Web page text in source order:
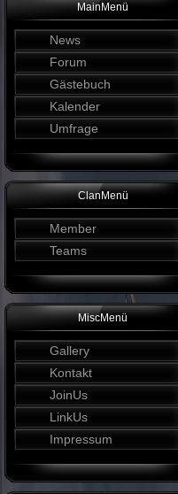
MainMenü
News
Forum
Gästebuch
Kalender
Umfrage
ClanMenü
Member
Teams
MiscMenü
Gallery
Kontakt
JoinUs
LinkUs
Impressum